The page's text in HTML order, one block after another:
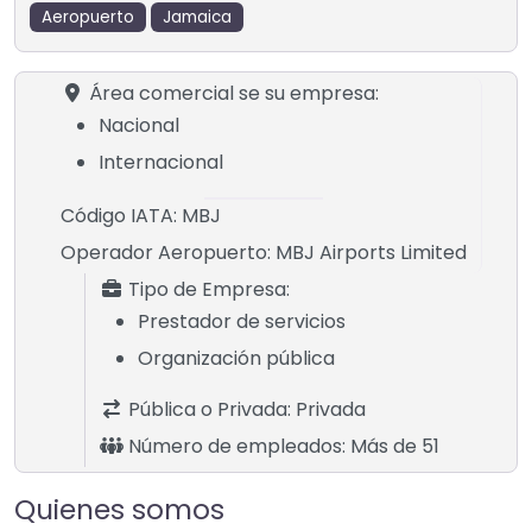
Aeropuerto Jamaica
Área comercial se su empresa:
Nacional
Internacional
Código IATA: MBJ
Operador Aeropuerto: MBJ Airports Limited
Tipo de Empresa:
Prestador de servicios
Organización pública
Pública o Privada: Privada
Número de empleados: Más de 51
Quienes somos